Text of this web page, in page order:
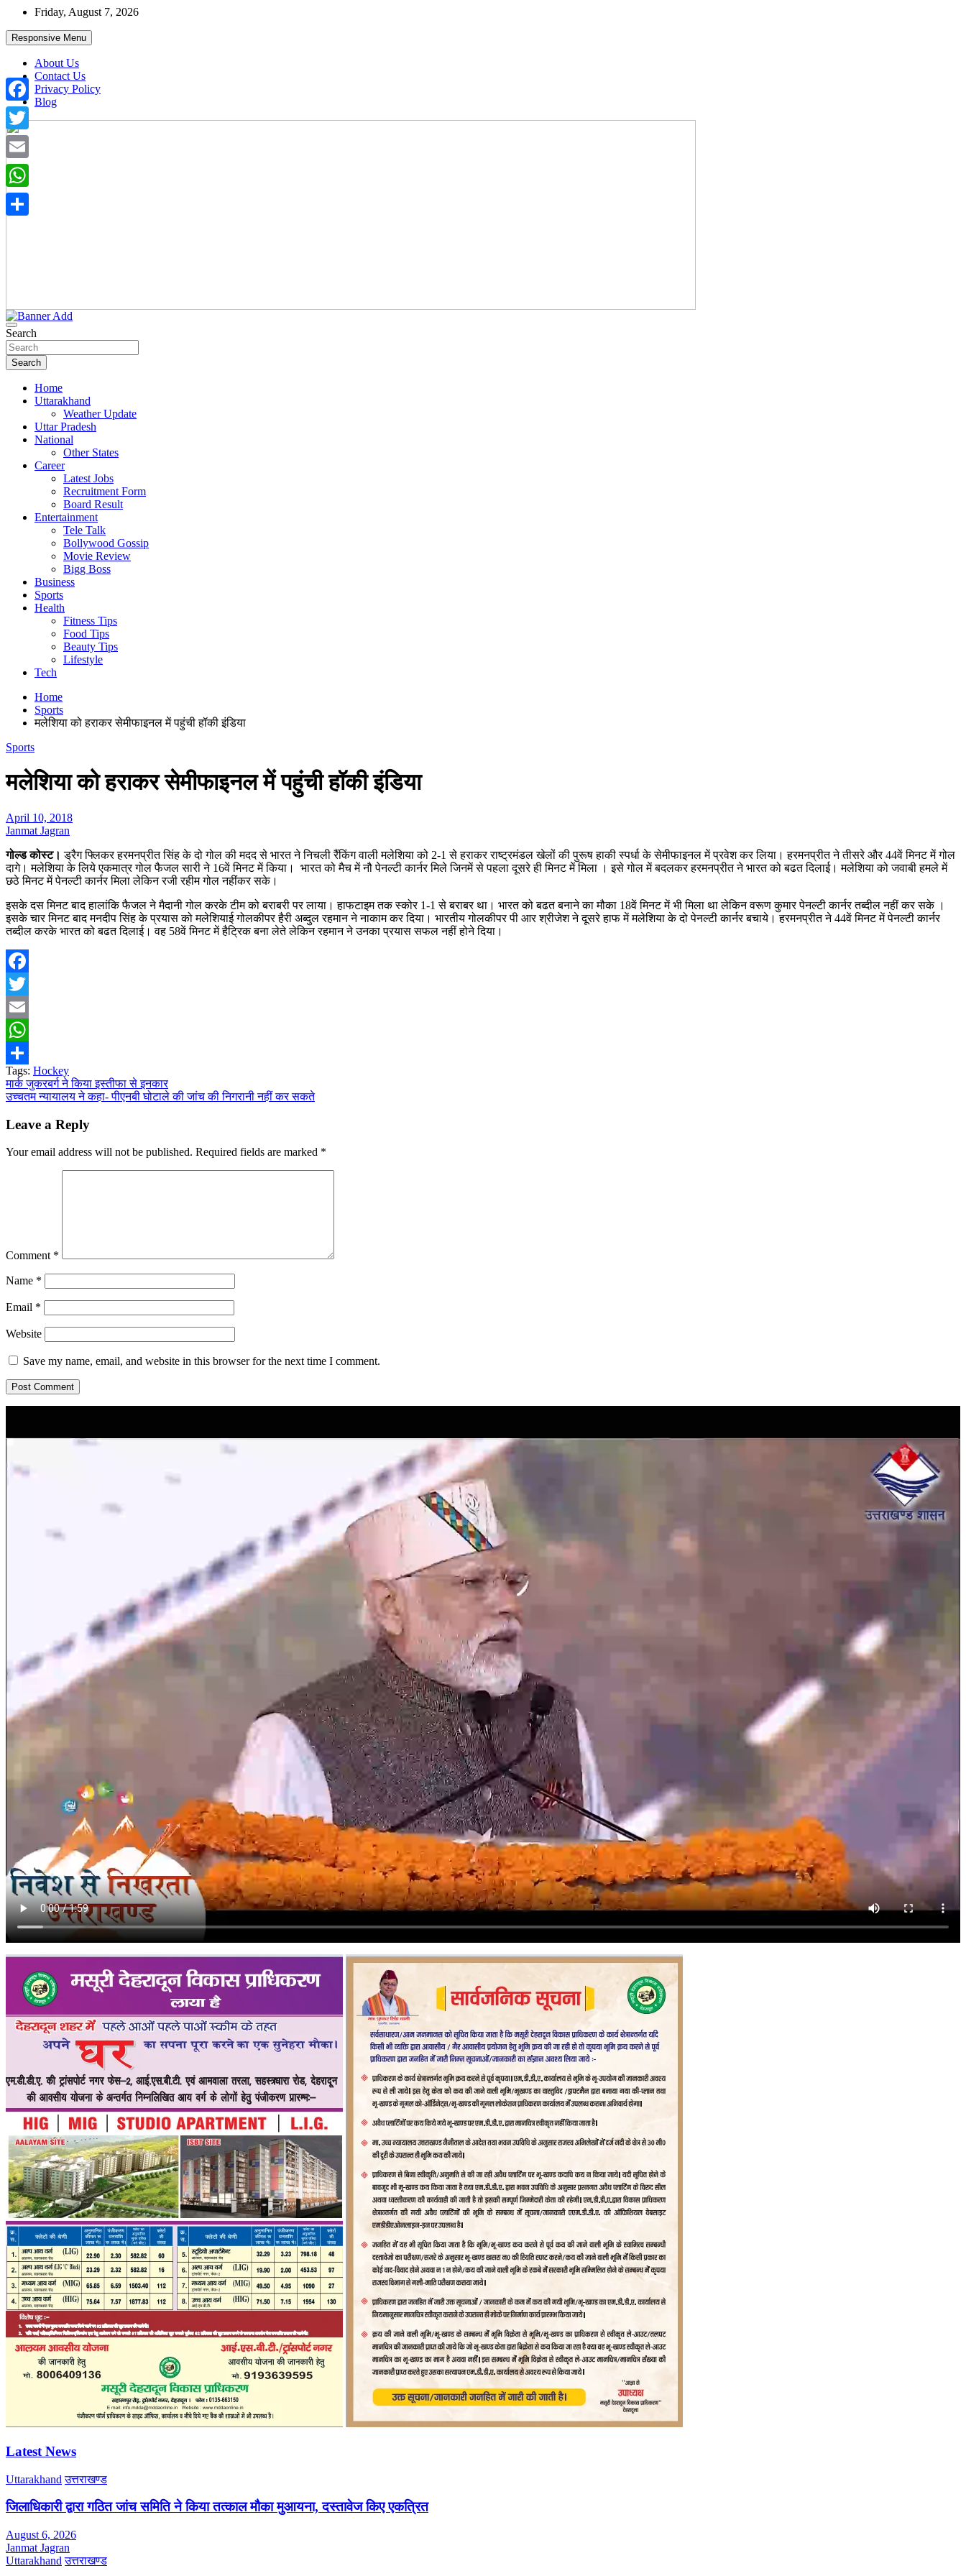
Skip
content
Friday, August 7, 2026
Responsive Menu
About Us
Contact Us
Privacy Policy
Blog
Search
Search
Home
Uttarakhand
Weather Update
Uttar Pradesh
National
Other States
Career
Latest Jobs
Recruitment Form
Board Result
Entertainment
Tele Talk
Bollywood Gossip
Movie Review
Bigg Boss
Business
Sports
Health
Fitness Tips
Food Tips
Beauty Tips
Lifestyle
Tech
Home
Sports
मलेशिया को हराकर सेमीफाइनल में पहुंची हॉकी इंडिया
Sports
मलेशिया को हराकर सेमीफाइनल में पहुंची हॉकी इंडिया
April 10, 2018
Janmat Jagran
गोल्ड कोस्ट। ड्रैग फ्लिकर हरमनप्रीत सिंह के दो गोल की मदद से भारत ने निचली रैंकिंग वाली मलेशिया को 2-1 से हराकर राष्ट्रमंडल खेलों की पुरूष हाकी स्पर्धा के सेमीफाइनल में प्रवेश कर लिया। हरमनप्रीत ने तीसरे और 44वें मिनट में गोल
दागे। मलेशिया के लिये एकमात्र गोल फैजल सारी ने 16वें मिनट में किया। भारत को मैच में नौ पेनल्टी कार्नर मिले जिनमें से पहला दूसरे ही मिनट में मिला । इसे गोल में बदलकर हरमनप्रीत ने भारत को बढत दिलाई। मलेशिया को जवाबी हमले में
छठे मिनट में पेनल्टी कार्नर मिला लेकिन रजी रहीम गोल नहींकर सके।
इसके दस मिनट बाद हालांकि फैजल ने मैदानी गोल करके टीम को बराबरी पर लाया। हाफटाइम तक स्कोर 1-1 से बराबर था। भारत को बढत बनाने का मौका 18वें मिनट में भी मिला था लेकिन वरूण कुमार पेनल्टी कार्नर तब्दील नहीं कर सके ।
इसके चार मिनट बाद मनदीप सिंह के प्रयास को मलेशियाई गोलकीपर हैरी अब्दुल रहमान ने नाकाम कर दिया। भारतीय गोलकीपर पी आर श्रीजेश ने दूसरे हाफ में मलेशिया के दो पेनल्टी कार्नर बचाये। हरमनप्रीत ने 44वें मिनट में पेनल्टी कार्नर
तब्दील करके भारत को बढत दिलाई। वह 58वें मिनट में हैट्रिक बना लेते लेकिन रहमान ने उनका प्रयास सफल नहीं होने दिया।
Facebook
Twitter
Email
WhatsApp
Share
Tags: Hockey
Post
navigation
मार्क जुकरबर्ग ने किया इस्तीफा से इनकार
उच्चतम न्यायालय ने कहा- पीएनबी घोटाले की जांच की निगरानी नहीं कर सकते
Leave a Reply
Your email address will not be published. Required fields are marked *
Comment *
Name *
Email *
Website
Save my name, email, and website in this browser for the next time I comment.
Latest News
Uttarakhand उत्तराखण्ड
जिलाधिकारी द्वारा गठित जांच समिति ने किया तत्काल मौका मुआयना, दस्तावेज किए एकत्रित
August 6, 2026
Janmat Jagran
Uttarakhand उत्तराखण्ड
Facebook
Twitter
Email
WhatsApp